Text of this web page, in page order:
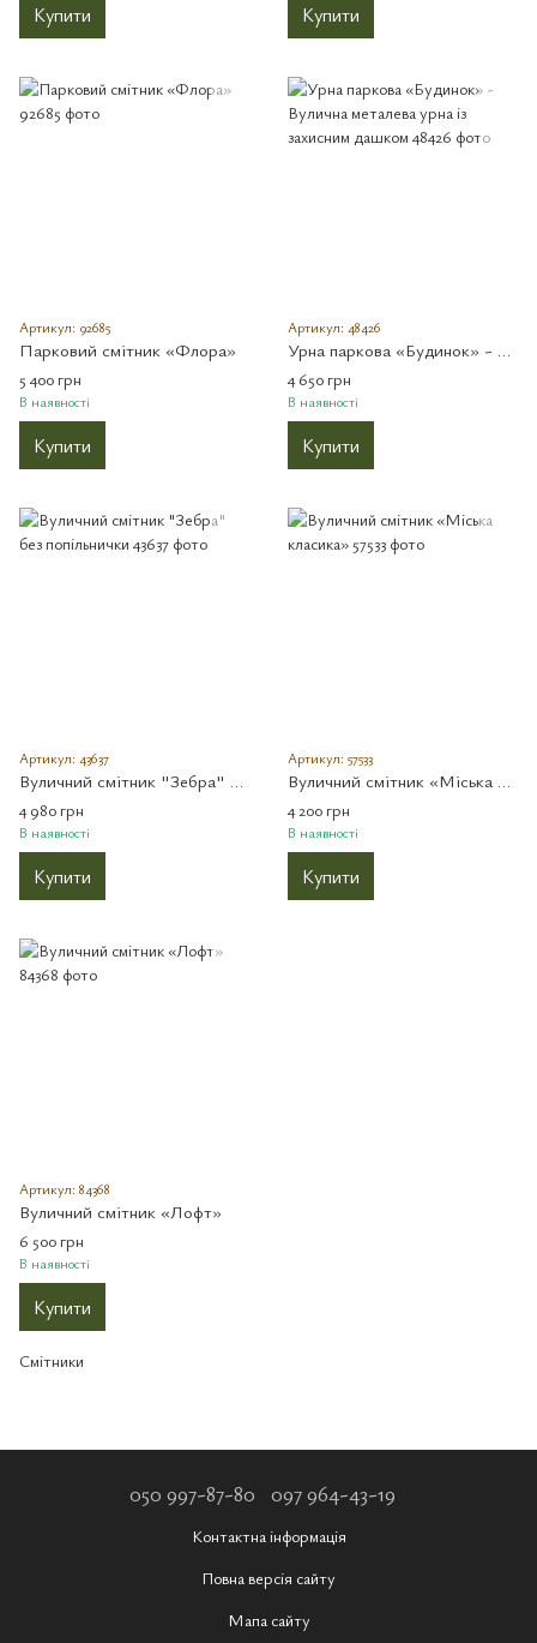
Купити Купити
Артикул: 92685
Парковий смітник «Флора»
5 400 грн
В наявності
Купити
Артикул: 48426
Урна паркова «Будинок» - Вулична металева урна із захисним дашком
4 650 грн
В наявності
Купити
Артикул: 43637
Вуличний смітник "Зебра" без попільнички
4 980 грн
В наявності
Купити
Артикул: 57533
Вуличний смітник «Міська класика»
4 200 грн
В наявності
Купити
Артикул: 84368
Вуличний смітник «Лофт»
6 500 грн
В наявності
Купити
Смітники
050 997-87-80 097 964-43-19
Контактна інформація
Повна версія сайту
Мапа сайту